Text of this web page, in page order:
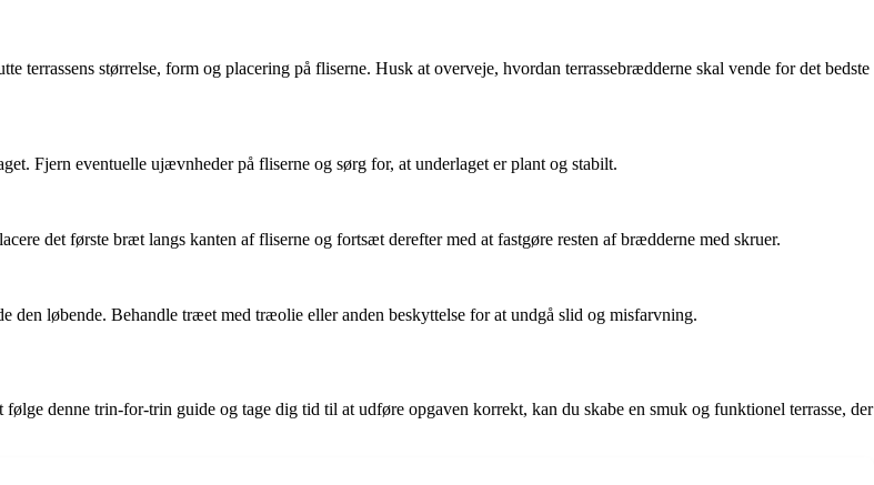
terrassens størrelse, form og placering på fliserne. Husk at overveje, hvordan terrassebrædderne skal vende for det bedste
Fjern eventuelle ujævnheder på fliserne og sørg for, at underlaget er plant og stabilt.
det første bræt langs kanten af fliserne og fortsæt derefter med at fastgøre resten af brædderne med skruer.
den løbende. Behandle træet med træolie eller anden beskyttelse for at undgå slid og misfarvning.
denne trin-for-trin guide og tage dig tid til at udføre opgaven korrekt, kan du skabe en smuk og funktionel terrasse, der